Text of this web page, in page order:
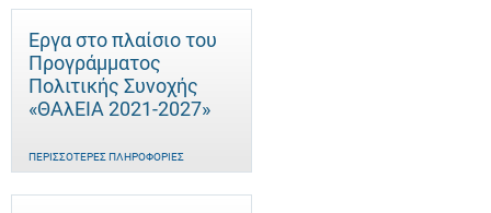
Έργα στο πλαίσιο του
Προγράμματος
Πολιτικής Συνοχής
«ΘΑλΕΙΑ 2021-2027»
ΠΕΡΙΣΣΌΤΕΡΕΣ ΠΛΗΡΟΦΟΡΊΕΣ